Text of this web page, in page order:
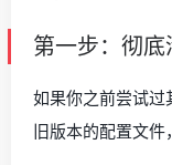
第一步：彻
如果你之前尝试过
旧版本的配置文件